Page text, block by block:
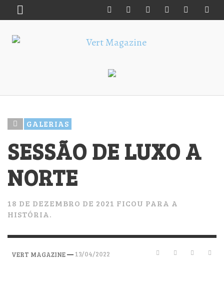
GALERIAS
SESSÃO DE LUXO A
NORTE
18 DE DEZEMBRO DE 2021 FICOU PARA A
HISTÓRIA.
VERT MAGAZINE— 13/04/2022